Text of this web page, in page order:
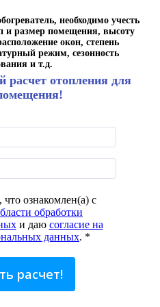
необходимо учесть
и размер помещения, высоту
окон, степень
режим, сезонность
и т.д.
расчет отопления для
ознакомлен(а) с
обработки
и даю согласие на
данных. *
расчет!